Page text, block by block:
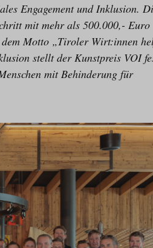
Engagement und Inklusion.
mit mehr als 500.000,- Euro
Motto „Tiroler Wirt:innen
stellt der Kunstpreis VOI
mit Behinderung für